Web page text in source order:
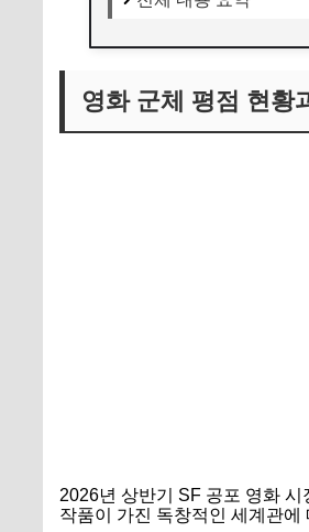
영화 군체 평점 현황
2026년 상반기 SF 공포 영화
작품이 가진 독창적인 세계관